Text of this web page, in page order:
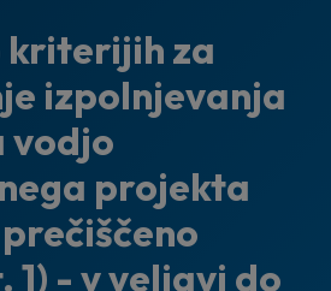
kriterijih za
izpolnjevanja
vodjo
projekta
1) - v veljavi do